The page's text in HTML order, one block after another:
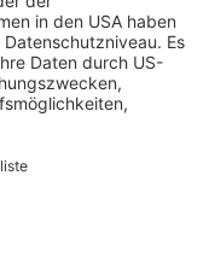
deuteten die
die Praktiker
vereinfachten
der ersten Welle
Prozesse in
unterstützt
sei eine Reihe